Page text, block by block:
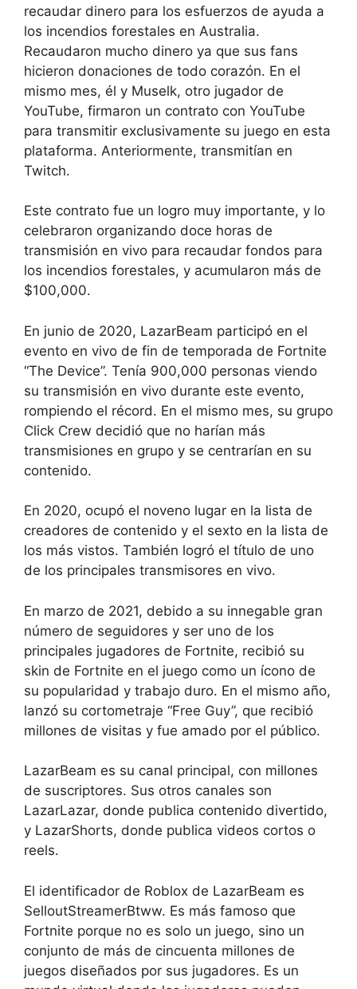
recaudar dinero para los esfuerzos de ayuda a
los incendios forestales en Australia.
Recaudaron mucho dinero ya que sus fans
hicieron donaciones de todo corazón. En el
mismo mes, él y Muselk, otro jugador de
YouTube, firmaron un contrato con YouTube
para transmitir exclusivamente su juego en esta
plataforma. Anteriormente, transmitían en
Twitch.
Este contrato fue un logro muy importante, y lo
celebraron organizando doce horas de
transmisión en vivo para recaudar fondos para
los incendios forestales, y acumularon más de
$100,000.
En junio de 2020, LazarBeam participó en el
evento en vivo de fin de temporada de Fortnite
“The Device”. Tenía 900,000 personas viendo
su transmisión en vivo durante este evento,
rompiendo el récord. En el mismo mes, su grupo
Click Crew decidió que no harían más
transmisiones en grupo y se centrarían en su
contenido.
En 2020, ocupó el noveno lugar en la lista de
creadores de contenido y el sexto en la lista de
los más vistos. También logró el título de uno
de los principales transmisores en vivo.
En marzo de 2021, debido a su innegable gran
número de seguidores y ser uno de los
principales jugadores de Fortnite, recibió su
skin de Fortnite en el juego como un ícono de
su popularidad y trabajo duro. En el mismo año,
lanzó su cortometraje “Free Guy”, que recibió
millones de visitas y fue amado por el público.
LazarBeam es su canal principal, con millones
de suscriptores. Sus otros canales son
LazarLazar, donde publica contenido divertido,
y LazarShorts, donde publica videos cortos o
reels.
El identificador de Roblox de LazarBeam es
SelloutStreamerBtww. Es más famoso que
Fortnite porque no es solo un juego, sino un
conjunto de más de cincuenta millones de
juegos diseñados por sus jugadores. Es un